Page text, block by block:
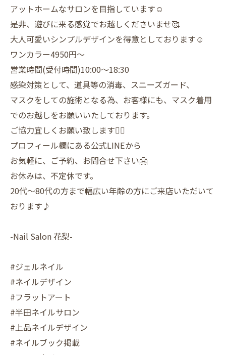
アットホームなサロンを目指しています☺️
是非、遊びに来る感覚でお越しくださいませ🥰
大人可愛いシンプルデザインを得意としております☺️
ワンカラー4950円〜
営業時間(受付時間)10:00〜18:30
感染対策として、道具等の消毒、スニーズガード、
マスクをしての施術となる為、お客様にも、マスク着用
でのお越しをお願いいたしております。
ご協力宜しくお願い致します🙇‍♀️
プロフィール欄にある公式LINEから
お気軽に、ご予約、お問合せ下さい🤗
お休みは、不定休です。
20代〜80代の方まで幅広い年齢の方にご来店いただいて
おります♪
-Nail Salon 花梨-
#ジェルネイル
#ネイルデザイン
#フラットアート
#半田ネイルサロン
#上品ネイルデザイン
#ネイルブック掲載